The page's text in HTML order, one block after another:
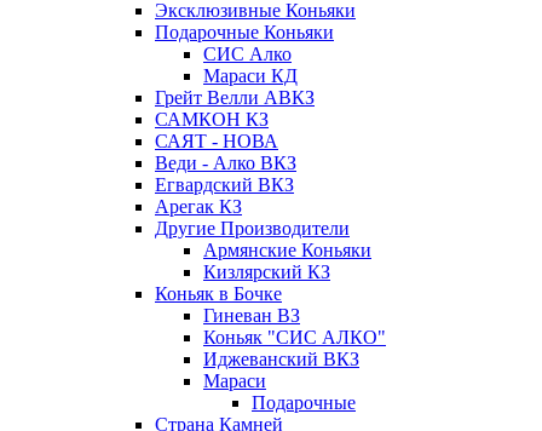
Эксклюзивные Коньяки
Подарочные Коньяки
СИС Алко
Мараси КД
Грейт Велли АВКЗ
САМКОН КЗ
САЯТ - НОВА
Веди - Алко ВКЗ
Егвардский ВКЗ
Арегак КЗ
Другие Производители
Армянские Коньяки
Кизлярский КЗ
Коньяк в Бочке
Гиневан ВЗ
Коньяк "СИС АЛКО"
Иджеванский ВКЗ
Мараси
Подарочные
Страна Камней